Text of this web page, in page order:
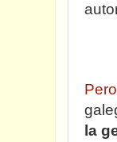
la